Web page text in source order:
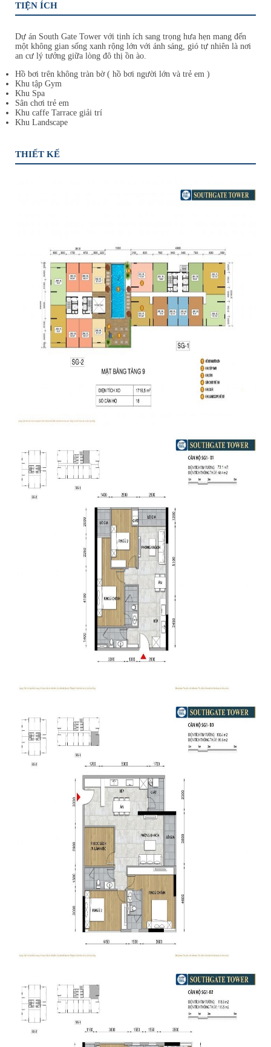
TIỆN ÍCH
Dự án South Gate Tower với tịnh ích sang trọng hưa hẹn mang đến
một không gian sống xanh rộng lớn với ánh sáng, gió tự nhiên là nơi
an cư lý tưởng giữa lòng đô thị ồn ào.
Hồ bơi trên không tràn bờ ( hồ bơi người lớn và trẻ em )
Khu tập Gym
Khu Spa
Sân chơi trẻ em
Khu caffe Tarrace giải trí
Khu Landscape
THIẾT KẾ